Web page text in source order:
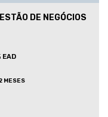
DE NEGÓCIOS
EAD
MESES